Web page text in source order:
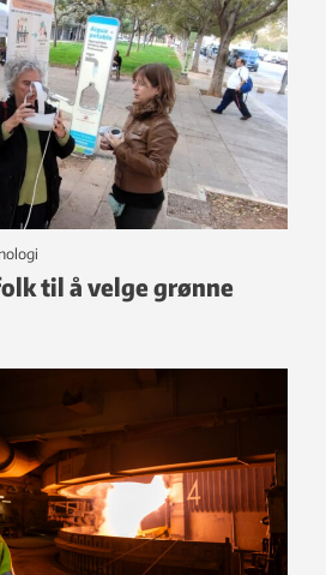
til å velge grønne